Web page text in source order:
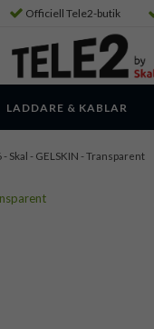
Officiell Tele2-butik
LADDARE & KABLAR
Skal - GELSKIN - Transparent